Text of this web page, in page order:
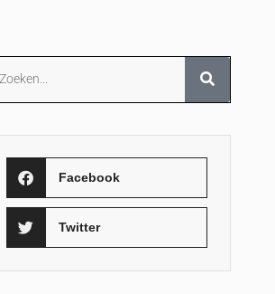
Facebook
Twitter